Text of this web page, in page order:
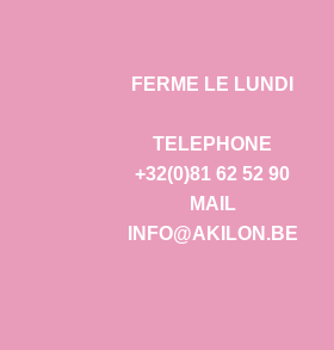
FERME LE LUNDI
TELEPHONE
+32(0)81 62 52 90
MAIL
INFO@AKILON.BE